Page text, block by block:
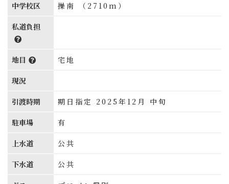
中学校区 操南 （2710m）
私道負担
地目 宅地
現況
引渡時期 期日指定 2025年12月 中旬
駐車場 有
上水道 公共
下水道 公共